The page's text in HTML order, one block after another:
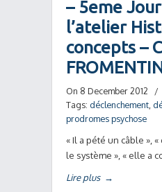
– 5eme
l’atelier
concepts –
On 8 December 2012
/
Tags: déclenchement
prodromes psychose
« Il a pété un câble »,
le système », « elle a
Lire plus →